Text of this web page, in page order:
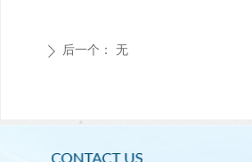
ꄲ 后一个： 无